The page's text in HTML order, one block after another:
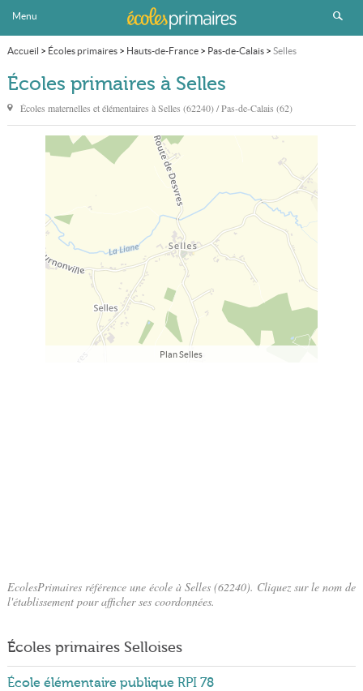
Menu
Accueil > Écoles primaires> Hauts-de-France> Pas-de-Calais> Selles
Écoles primaires à Selles
Écoles maternelles et élémentaires àSelles (62240) / Pas-de-Calais (62)
Plan Selles
EcolesPrimaires référence une école à Selles (62240). Cliquez sur le nom de
l'établissement pour afficher ses coordonnées.
Écoles primaires Selloises
École élémentaire publique RPI 78